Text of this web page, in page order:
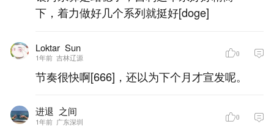
下，着力做好几个系列就挺好[doge]
Loktar_Sun
1年前 吉林辽源 0
节奏很快啊[666]，还以为下个月才宣发呢。
进退_之间
1年前 广东深圳 0